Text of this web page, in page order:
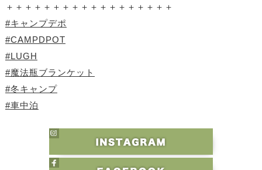
＋＋＋＋＋＋＋＋＋＋＋＋＋＋＋＋＋＋
#キャンプデポ
#CAMPDPOT
#LUGH
#魔法瓶ブランケット
#冬キャンプ
#車中泊